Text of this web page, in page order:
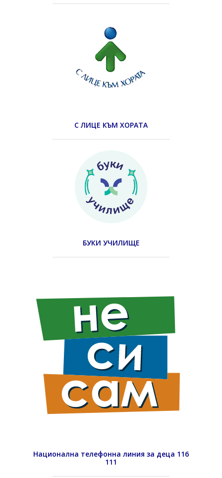
С ЛИЦЕ КЪМ ХОРАТА
БУКИ УЧИЛИЩЕ
Национална телефонна линия за деца 116
111